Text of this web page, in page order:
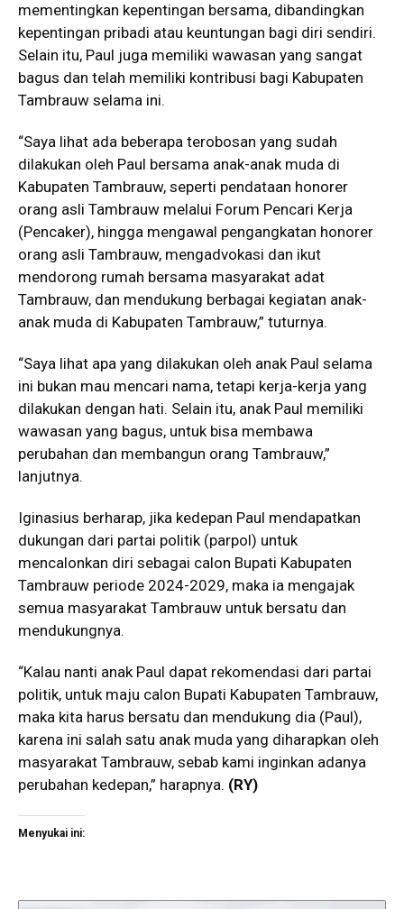
mementingkan kepentingan bersama, dibandingkan
kepentingan pribadi atau keuntungan bagi diri sendiri.
Selain itu, Paul juga memiliki wawasan yang sangat
bagus dan telah memiliki kontribusi bagi Kabupaten
Tambrauw selama ini.
“Saya lihat ada beberapa terobosan yang sudah
dilakukan oleh Paul bersama anak-anak muda di
Kabupaten Tambrauw, seperti pendataan honorer
orang asli Tambrauw melalui Forum Pencari Kerja
(Pencaker), hingga mengawal pengangkatan honorer
orang asli Tambrauw, mengadvokasi dan ikut
mendorong rumah bersama masyarakat adat
Tambrauw, dan mendukung berbagai kegiatan anak-
anak muda di Kabupaten Tambrauw,” tuturnya.
“Saya lihat apa yang dilakukan oleh anak Paul selama
ini bukan mau mencari nama, tetapi kerja-kerja yang
dilakukan dengan hati. Selain itu, anak Paul memiliki
wawasan yang bagus, untuk bisa membawa
perubahan dan membangun orang Tambrauw,”
lanjutnya.
Iginasius berharap, jika kedepan Paul mendapatkan
dukungan dari partai politik (parpol) untuk
mencalonkan diri sebagai calon Bupati Kabupaten
Tambrauw periode 2024-2029, maka ia mengajak
semua masyarakat Tambrauw untuk bersatu dan
mendukungnya.
“Kalau nanti anak Paul dapat rekomendasi dari partai
politik, untuk maju calon Bupati Kabupaten Tambrauw,
maka kita harus bersatu dan mendukung dia (Paul),
karena ini salah satu anak muda yang diharapkan oleh
masyarakat Tambrauw, sebab kami inginkan adanya
perubahan kedepan,” harapnya. (RY)
Menyukai ini: